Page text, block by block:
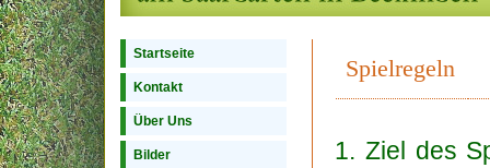
Startseite
Kontakt
Über Uns
Bilder
Spielregeln
1. Ziel des